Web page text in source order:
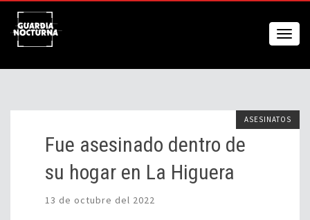
ASESINATOS
Fue asesinado dentro de
su hogar en La Higuera
13 de octubre del 2022